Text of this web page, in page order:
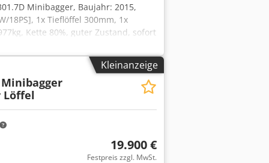
Minibagger, Baujahr: 2015,
18PS], 1x Tieflöffel 300mm, 1x
Kette 80%, guter Zustand, sofort
Herr Mihm
Homepage., Irrtümer und
Year of manufacture: 2015,
hp], 1x backhoe bucket 300 mm, 1x
kg, tracks 80%, good condition,
or financing offer., Mr. Mihm
our website., Subject to errors and
Antrieb: Raupe Wenden Sie sich an
Kleinanzeige
Minibagger
Löffel
19.900 €
Festpreis zzgl. MwSt.